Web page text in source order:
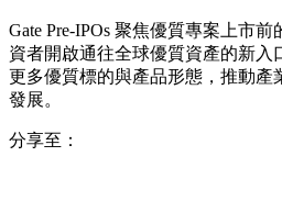
Gate Pre-IPOs 聚焦優質專案上市
資者開啟通往全球優質資產的新入
更多優質標的與產品形態，推動產
發展。
分享至：